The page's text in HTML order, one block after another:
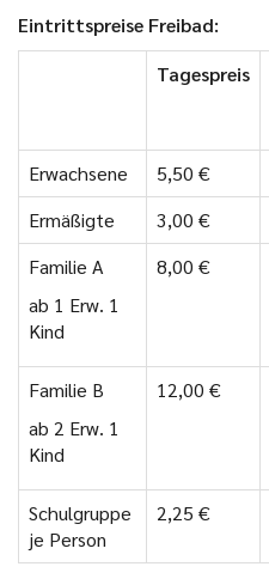
Eintrittspreise Freibad:
Tagespreis
Erwachsene 5,50 €
Ermäßigte
3,00 €
Familie A
ab 1 Erw. 1
Kind
8,00 €
Familie B
ab 2 Erw. 1
Kind
12,00 €
Schulgruppe
je Person
2,25 €